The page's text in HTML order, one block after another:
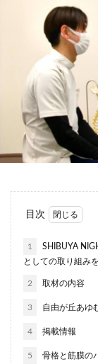
目次
1
SHIBUYA
としての取り組み
2 取材の内容
3 自由が丘あゆ
4 掲載情報
5
骨格と筋膜の